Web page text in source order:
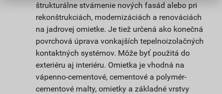
štrukturálne stvárnenie nových fasád alebo pri
rekonštrukciách, modernizáciách a renováciách
na jadrovej omietke. Je tiež určená ako konečná
povrchová úprava vonkajších tepelnoizolačných
kontaktných systémov. Môže byť použitá do
exteriéru aj interiéru. Omietka je vhodná na
vápenno-cementové, cementové a polymér-
cementové malty, omietky a základné vrstvy